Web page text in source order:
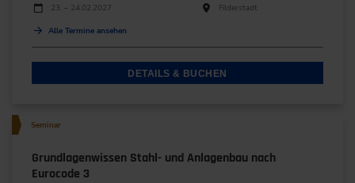
23. – 24.02.2027
Filderstadt
Alle Termine ansehen
DETAILS & BUCHEN
Seminar
Grundlagenwissen Stahl- und Anlagenbau nach
Eurocode 3